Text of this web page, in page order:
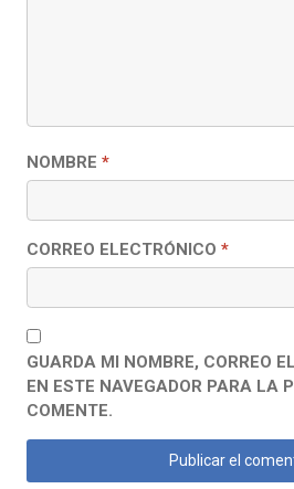
NOMBRE *
CORREO ELECTRÓNICO *
GUARDA MI NOMBRE, CORREO
EN ESTE NAVEGADOR PARA LA
COMENTE.